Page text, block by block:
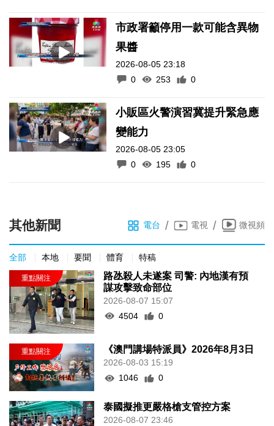
市政署籲停用一款可能含異物
果醬
2026-08-05 23:18
0
253 0
小販區火警演習冀提升緊急應
變能力
2026-08-05 23:05
0
195 0
其他新聞 電台 / 電視 / 微視頻
全部 本地 要聞 體育 特稿
路氹殺人未遂案 司警: 內地漢有預
謀攻擊致命部位
2026-08-07 15:07
4504
0
《澳門講場特派員》2026年8月3日
2026-08-03 15:19
1046
0
泰國擬推更嚴格槍支管控方案
2026-08-07 23:46